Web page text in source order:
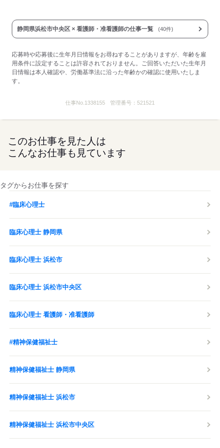
静岡県浜松市中央区 × 看護師・准看護師の仕事一覧 (40件)
応募時や応募後に生年月日情報をお尋ねすることがありますが、年齢を雇
用条件に設定することは許容されておりません。ご回答いただいた生年月
日情報は本人確認や、労働基準法に沿った年齢かの確認に使用いたしま
す。
仕事No. 1338155 管理番号： 521521
このお仕事を見た人は
こんなお仕事も見ています
タグからお仕事を探す
#臨床心理士
臨床心理士 静岡県
臨床心理士 浜松市
臨床心理士 浜松市中央区
臨床心理士 看護師・准看護師
#精神保健福祉士
精神保健福祉士 静岡県
精神保健福祉士 浜松市
精神保健福祉士 浜松市中央区